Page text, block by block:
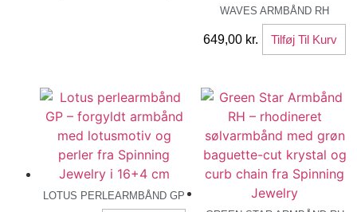
kan
vælges
på
varesiden
WAVES ARMBÅND RH
649,00 kr. Tilføj Til Kurv
LOTUS PERLEARMBÅND GP